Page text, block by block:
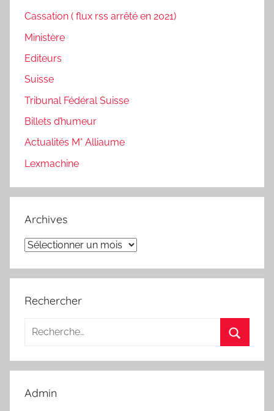
Cassation ( flux rss arrêté en 2021)
Ministère
Editeurs
Suisse
Tribunal Fédéral Suisse
Billets d’humeur
Actualités M° Alliaume
Lexmachine
Archives
Archives
Rechercher
Recherche
:
Admin